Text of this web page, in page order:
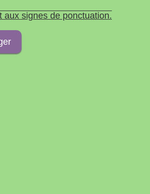
aux signes de ponctuation.